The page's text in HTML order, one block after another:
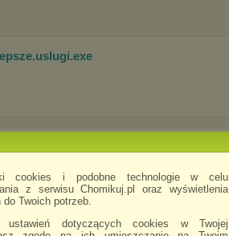
cookies i podobne technologie w celu
z serwisu Chomikuj.pl oraz wyświetlenia
Twoich potrzeb.
dotyczących cookies w Twojej
.exe
.exe